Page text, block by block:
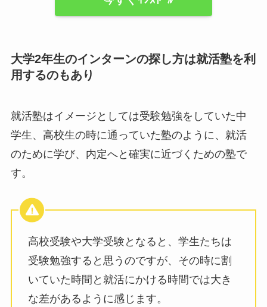
大学2年生のインターンの探し方は就活塾を利
用するのもあり
就活塾はイメージとしては受験勉強をしていた中
学生、高校生の時に通っていた塾のように、就活
のために学び、内定へと確実に近づくための塾で
す。
高校受験や大学受験となると、学生たちは
受験勉強すると思うのですが、その時に割
いていた時間と就活にかける時間では大き
な差があるように感じます。